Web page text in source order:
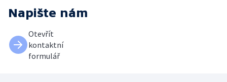
Napište nám
Otevřít
kontaktní
formulář